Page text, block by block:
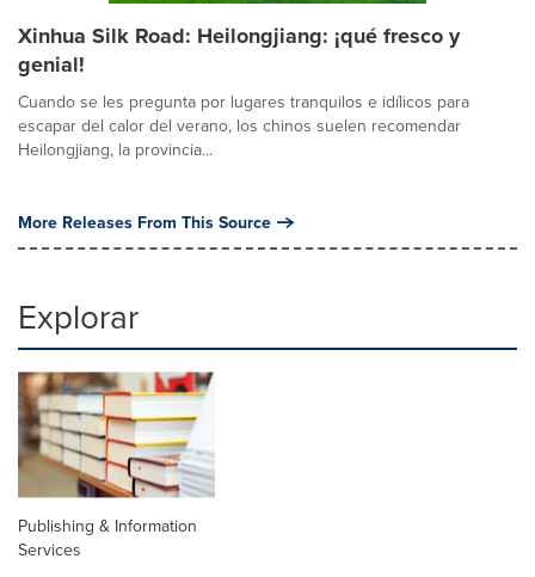
Xinhua Silk Road: Heilongjiang: ¡qué fresco y
genial!
Cuando se les pregunta por lugares tranquilos e idílicos para
escapar del calor del verano, los chinos suelen recomendar
Heilongjiang, la provincia...
More Releases From This Source
Explorar
Publishing & Information
Services